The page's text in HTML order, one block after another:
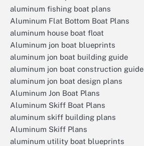
aluminum fishing boat plans
Aluminum Flat Bottom Boat Plans
aluminum house boat float
Aluminum jon boat blueprints
aluminum jon boat building guide
aluminum jon boat construction guide
aluminum jon boat design plans
Aluminum Jon Boat Plans
Aluminum Skiff Boat Plans
aluminum skiff building plans
Aluminum Skiff Plans
aluminum utility boat blueprints